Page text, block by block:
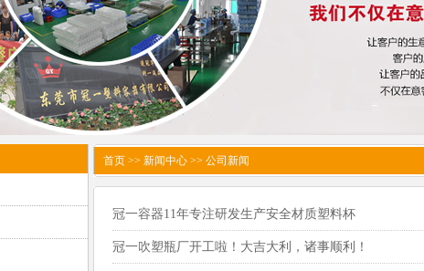
首页 >> 新闻中心 >> 公司新闻
冠一容器11年专注研发生产安全材质塑料杯
冠一吹塑瓶厂开工啦！大吉大利，诸事顺利！